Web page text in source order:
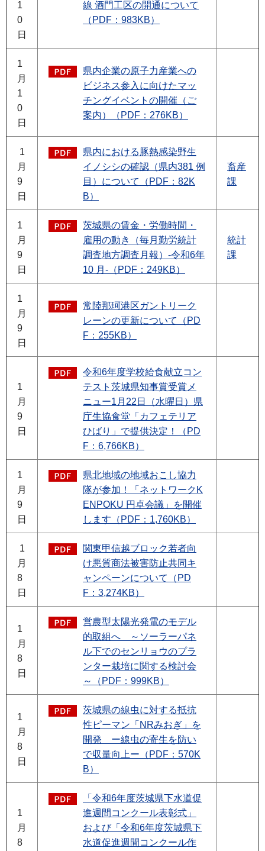
1
0
日
線 酒門工区の開通について
（PDF：983KB）
1
月
1
0
日
県内企業の原子力産業への
ビジネス参入に向けたマッ
チングイベントの開催（ご
案内）（PDF：276KB）
1
月
9
日
県内における豚熱感染野生
イノシシの確認（県内381 例
目）について（PDF：82K
B）
畜産
課
1
月
9
日
茨城県の賃金・労働時間・
雇用の動き（毎月勤労統計
調査地方調査月報）-令和6年
10 月-（PDF：249KB）
統計
課
1
月
9
日
常陸那珂港区ガントリーク
レーンの更新について（PD
F：255KB）
1
月
9
日
令和6年度学校給食献立コン
テスト茨城県知事賞受賞メ
ニュー1月22日（水曜日）県
庁生協食堂「カフェテリア
ひばり」で提供決定！（PD
F：6,766KB）
1
月
9
日
県北地域の地域おこし協力
隊が参加！「ネットワークK
ENPOKU 円卓会議」を開催
します（PDF：1,760KB）
1
月
8
日
関東甲信越ブロック若者向
け悪質商法被害防止共同キ
ャンペーンについて（PD
F：3,274KB）
1
月
8
日
営農型太陽光発電のモデル
的取組へ ～ソーラーパネ
ル下でのセンリョウのプラ
ンター栽培に関する検討会
～（PDF：999KB）
1
月
8
日
茨城県の線虫に対する抵抗
性ピーマン「NRみおぎ」を
開発 ー線虫の寄生を防い
で収量向上ー（PDF：570K
B）
1
月
8
「令和6年度茨城県下水道促
進週間コンクール表彰式」
および「令和6年度茨城県下
水道促進週間コンクール作